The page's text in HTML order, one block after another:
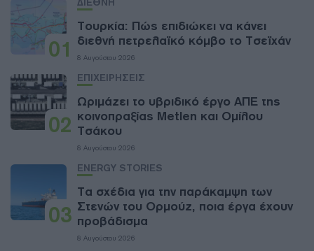
01
Τουρκία: Πώς επιδιώκει να κάνει
διεθνή πετρελαϊκό κόμβο το Τσεϊχάν
8 Αυγούστου 2026
02
ΕΠΙΧΕΙΡΗΣΕΙΣ
Ωριμάζει το υβριδικό έργο ΑΠΕ της
κοινοπραξίας Metlen και Ομίλου
Τσάκου
8 Αυγούστου 2026
03
ENERGY STORIES
Τα σχέδια για την παράκαμψη των
Στενών του Ορμούζ, ποια έργα έχουν
προβάδισμα
8 Αυγούστου 2026